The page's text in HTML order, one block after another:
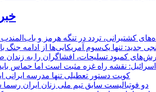
کشتیرانی، تردد در تنگه هرمز و
جدید: تنها یک‌سوم آمریکایی‌ها از ادامه جنگ
کمبود تسلیحات، افشاگران را به زندان
نقشه راه غزه مثبت است اما حماس
کویت دستور تعطیلی تنها مدرسه ایرانی
دو فوتبالیست سابق تیم ملی زنان ایران رسما